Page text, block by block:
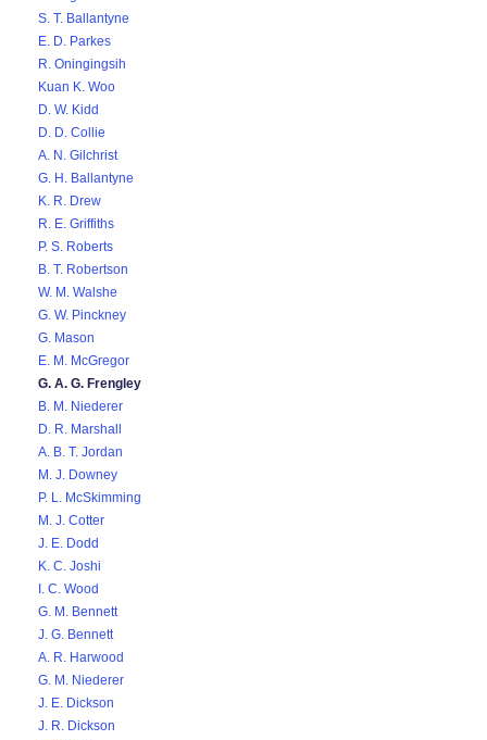
S. T. Ballantyne
E. D. Parkes
R. Oningingsih
Kuan K. Woo
D. W. Kidd
D. D. Collie
A. N. Gilchrist
G. H. Ballantyne
K. R. Drew
R. E. Griffiths
P. S. Roberts
B. T. Robertson
W. M. Walshe
G. W. Pinckney
G. Mason
E. M. McGregor
G. A. G. Frengley
B. M. Niederer
D. R. Marshall
A. B. T. Jordan
M. J. Downey
P. L. McSkimming
M. J. Cotter
J. E. Dodd
K. C. Joshi
I. C. Wood
G. M. Bennett
J. G. Bennett
A. R. Harwood
G. M. Niederer
J. E. Dickson
J. R. Dickson